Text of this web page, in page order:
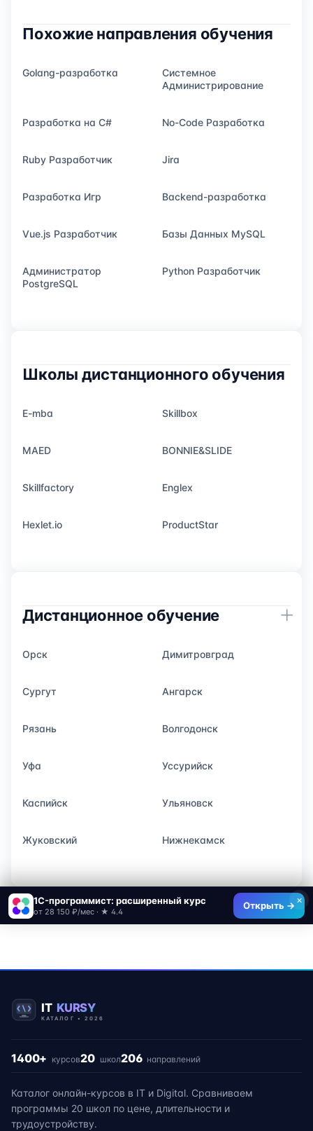
Похожие направления обучения
Golang-разработка
Системное
Администрирование
Разработка на C# No-Code Разработка
Ruby Разработчик Jira
Разработка Игр Backend-разработка
Vue.js Разработчик Базы Данных MySQL
Администратор
PostgreSQL
Python Разработчик
Школы дистанционного обучения
E-mba Skillbox
MAED BONNIE&SLIDE
Skillfactory Englex
Hexlet.io ProductStar
Дистанционное обучение
Орск Димитровград
Сургут Ангарск
Рязань Волгодонск
Уфа Уссурийск
Каспийск Ульяновск
Жуковский Нижнекамск
1C-программист: расширенный курс
от 28 150 ₽/мес · ★ 4.4
Открыть → ×
1400+ курсов20 школ206 направлений
Каталог онлайн-курсов в IT и Digital. Сравниваем
программы 20 школ по цене, длительности и
трудоустройству.